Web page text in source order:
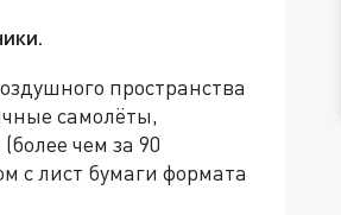
пространства
самолёты,
чем за 90
с лист бумаги формата